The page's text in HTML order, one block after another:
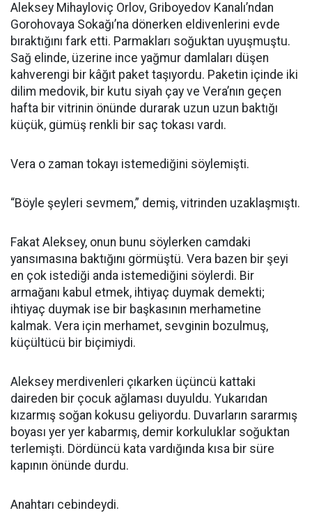
Aleksey Mihayloviç Orlov, Griboyedov Kanalı’ndan
Gorohovaya Sokağı’na dönerken eldivenlerini evde
bıraktığını fark etti. Parmakları soğuktan uyuşmuştu.
Sağ elinde, üzerine ince yağmur damlaları düşen
kahverengi bir kâğıt paket taşıyordu. Paketin içinde iki
dilim medovik, bir kutu siyah çay ve Vera’nın geçen
hafta bir vitrinin önünde durarak uzun uzun baktığı
küçük, gümüş renkli bir saç tokası vardı.
Vera o zaman tokayı istemediğini söylemişti.
“Böyle şeyleri sevmem,” demiş, vitrinden uzaklaşmıştı.
Fakat Aleksey, onun bunu söylerken camdaki
yansımasına baktığını görmüştü. Vera bazen bir şeyi
en çok istediği anda istemediğini söylerdi. Bir
armağanı kabul etmek, ihtiyaç duymak demekti;
ihtiyaç duymak ise bir başkasının merhametine
kalmak. Vera için merhamet, sevginin bozulmuş,
küçültücü bir biçimiydi.
Aleksey merdivenleri çıkarken üçüncü kattaki
daireden bir çocuk ağlaması duyuldu. Yukarıdan
kızarmış soğan kokusu geliyordu. Duvarların sararmış
boyası yer yer kabarmış, demir korkuluklar soğuktan
terlemişti. Dördüncü kata vardığında kısa bir süre
kapının önünde durdu.
Anahtarı cebindeydi.